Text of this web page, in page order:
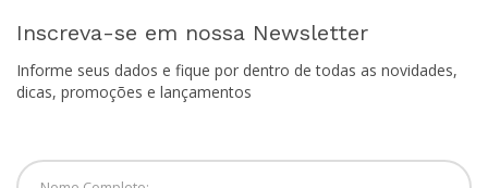
Inscreva-se em nossa Newsletter
Informe seus dados e fique por dentro de todas as novidades,
dicas, promoções e lançamentos